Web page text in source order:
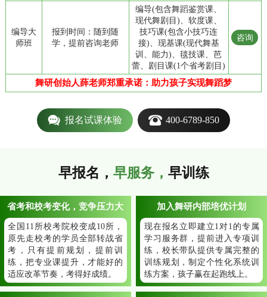
编导大
师班
报到时间：随到随
学，提前咨询老师
编导(包含舞蹈鉴赏课、
现代舞剧目)、软度课、
技巧课(包含小技巧连
接)、现基课(现代舞基
训、能力)、毯技课、芭
蕾、剧目课(1个省考剧目)
咨询
舞研创始人薛老师郑重承诺：助力孩子实现舞蹈梦
报名试课体验 400-6789-850
早报名， 早服务， 早训练
省考和校考变化，竞争压力大
全国11所校考院校变成10所，
原先走校考的学员全部转战省
考，只有提前规划，提前训
练，把专业课提升，才能好的
适应改革节奏，考得好成绩。
加入舞研内部培优计划
现在报名立即建立1对1的专属
学习服务群，提前进入专项训
练，校长带队提供专属完整的
训练规划，制定个性化系统训
练方案，孩子赢在起跑线上。